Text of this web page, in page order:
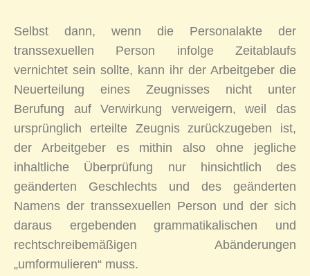
Selbst dann, wenn die Personalakte der
transsexuellen Person infolge Zeitablaufs
vernichtet sein sollte, kann ihr der Arbeitgeber die
Neuerteilung eines Zeugnisses nicht unter
Berufung auf Verwirkung verweigern, weil das
ursprünglich erteilte Zeugnis zurückzugeben ist,
der Arbeitgeber es mithin also ohne jegliche
inhaltliche Überprüfung nur hinsichtlich des
geänderten Geschlechts und des geänderten
Namens der transsexuellen Person und der sich
daraus ergebenden grammatikalischen und
rechtschreibemäßigen Abänderungen
„umformulieren“ muss.